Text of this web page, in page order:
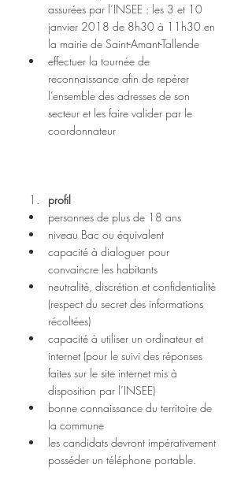
assurées par l’INSEE : les 3 et 10
janvier 2018 de 8h30 à 11h30 en
la mairie de Saint-Amant-Tallende
effectuer la tournée de
reconnaissance afin de repérer
l’ensemble des adresses de son
secteur et les faire valider par le
coordonnateur
profil
personnes de plus de 18 ans
niveau Bac ou équivalent
capacité à dialoguer pour
convaincre les habitants
neutralité, discrétion et confidentialité
(respect du secret des informations
récoltées)
capacité à utiliser un ordinateur et
internet (pour le suivi des réponses
faites sur le site internet mis à
disposition par l’INSEE)
bonne connaissance du territoire de
la commune
les candidats devront impérativement
posséder un téléphone portable.